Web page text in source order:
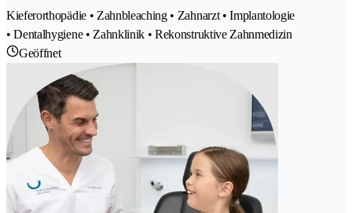
Kieferorthopädie • Zahnbleaching • Zahnarzt • Implantologie
• Dentalhygiene • Zahnklinik • Rekonstruktive Zahnmedizin
Geöffnet